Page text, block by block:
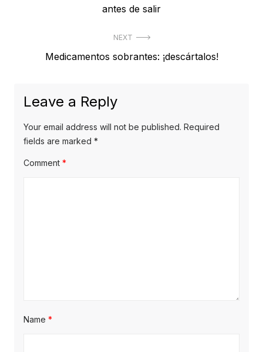
antes de salir
NEXT
Next
Medicamentos sobrantes: ¡descártalos!
Leave a Reply
Your email address will not be published. Required
fields are marked *
Comment *
Name *